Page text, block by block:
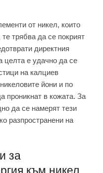
от никел, които
трябва да се покрият
директния
целта е удачно да се
на калциев
йони и по
проникнат в кожата. За
да се намерят тези
разпространени на
за